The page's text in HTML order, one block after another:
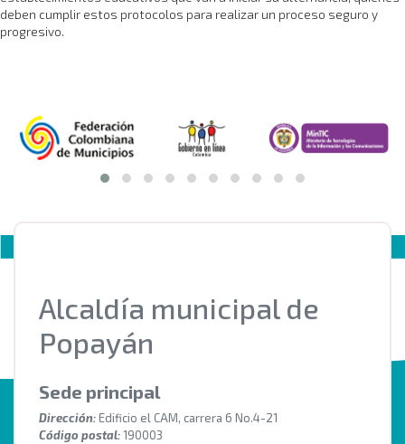
deben cumplir estos protocolos para realizar un proceso seguro y
progresivo.​
Alcaldía municipal de
Popayán
Sede principal
Dirección: Edificio el CAM, carrera 6 No.4-21
Código postal:190003